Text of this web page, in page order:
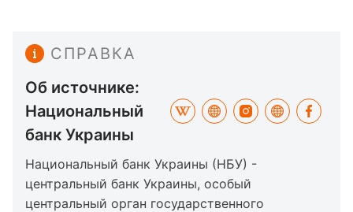
СПРАВКА
Об источнике:
Национальный
банк Украины
Национальный банк Украины (НБУ) -
центральный банк Украины, особый
центральный орган государственного